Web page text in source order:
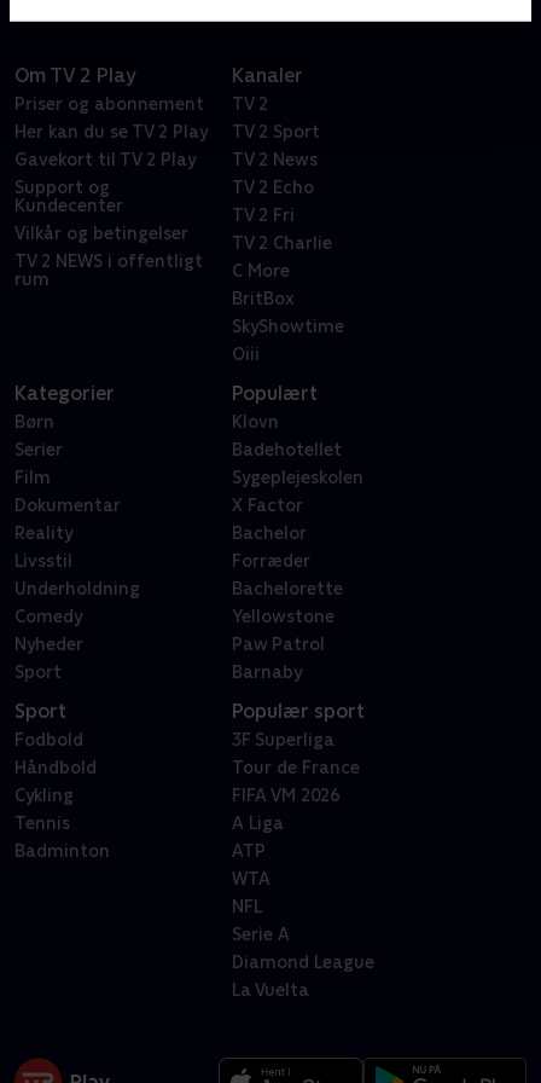
Om TV 2 Play
Priser og abonnement
Her kan du se TV 2 Play
Gavekort til TV 2 Play
Support og
Kundecenter
Vilkår og betingelser
TV 2 NEWS i offentligt
rum
Kanaler
TV 2
TV 2 Sport
TV 2 News
TV 2 Echo
TV 2 Fri
TV 2 Charlie
C More
BritBox
SkyShowtime
Oiii
Kategorier
Børn
Serier
Film
Dokumentar
Reality
Livsstil
Underholdning
Comedy
Nyheder
Sport
Populært
Klovn
Badehotellet
Sygeplejeskolen
X Factor
Bachelor
Forræder
Bachelorette
Yellowstone
Paw Patrol
Barnaby
Sport
Fodbold
Håndbold
Cykling
Tennis
Badminton
Populær sport
3F Superliga
Tour de France
FIFA VM 2026
A Liga
ATP
WTA
NFL
Serie A
Diamond League
La Vuelta